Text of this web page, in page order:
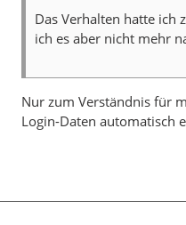
Das Verhalten hatte ich
ich es aber nicht mehr
Nur zum Verständnis für
Login-Daten automatisch